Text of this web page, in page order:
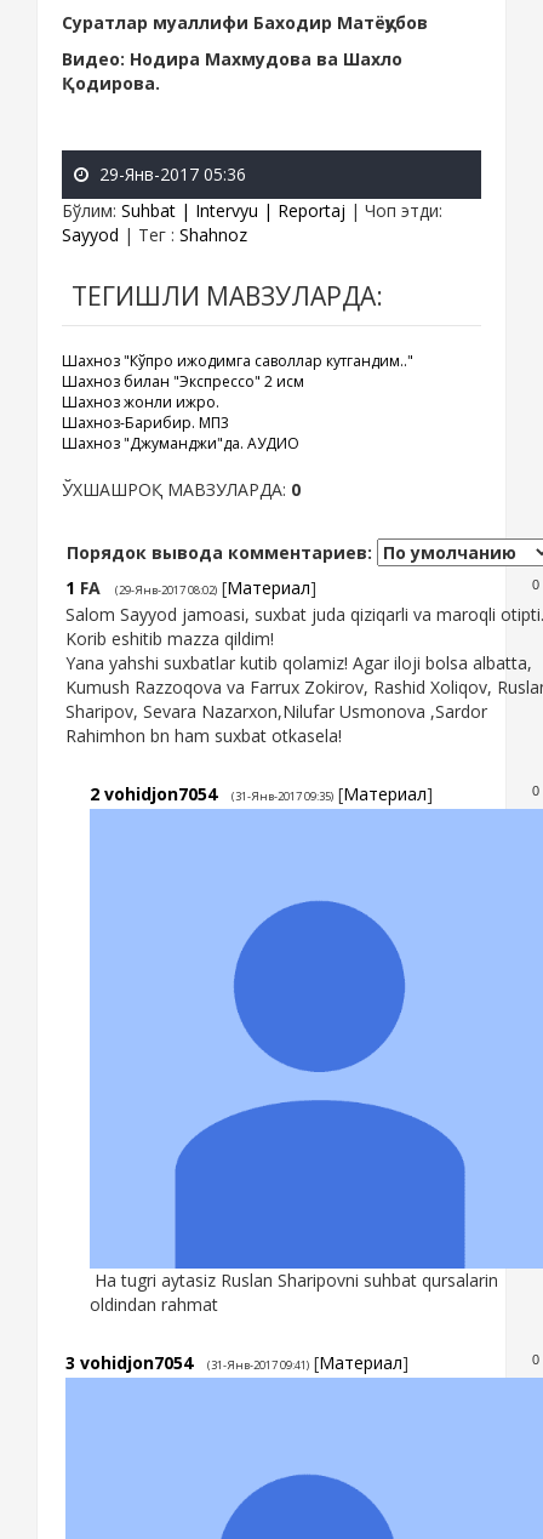
Суратлар муаллифи Баходир Матёқубов
Видео: Нодира Махмудова ва Шахло
Қодирова.
29-Янв-2017 05:36
Бўлим: Suhbat | Intervyu | Reportaj | Чоп этди:
Sayyod | Тег : Shahnoz
ТЕГИШЛИ МАВЗУЛАРДА:
Шахноз "Кўпроқ ижодимга саволлар кутгандим.."
Шахноз билан "Экспрессо" 2 қисм
Шахноз жонли ижро.
Шахноз-Барибир. МП3
Шахноз "Джуманджи"да. АУДИО
ЎХШАШРОҚ МАВЗУЛАРДА: 0
Порядок вывода комментариев:
0
1 FA (29-Янв-2017 08:02) [Материал]
Salom Sayyod jamoasi, suxbat juda qiziqarli va maroqli otipti.
Korib eshitib mazza qildim!
Yana yahshi suxbatlar kutib qolamiz! Agar iloji bolsa albatta,
Kumush Razzoqova va Farrux Zokirov, Rashid Xoliqov,
Sharipov, Sevara Nazarxon,Nilufar Usmonova ,Sardor
Rahimhon bn ham suxbat otkasela!
0
2 vohidjon7054 (31-Янв-2017 09:35) [Материал]
Ha tugri aytasiz Ruslan Sharipovni suhbat qursalarin
oldindan rahmat
0
3 vohidjon7054 (31-Янв-2017 09:41) [Материал]